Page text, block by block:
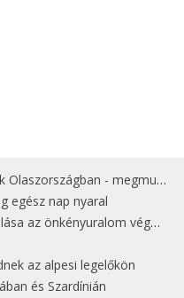
- megmutatjuk a 15 legjobbat
egész nap nyaral
önkényuralom végét jelentette
az alpesi legelőkön
és Szardínián